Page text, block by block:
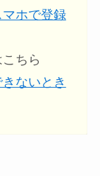
ホで登録
ちら
ないとき